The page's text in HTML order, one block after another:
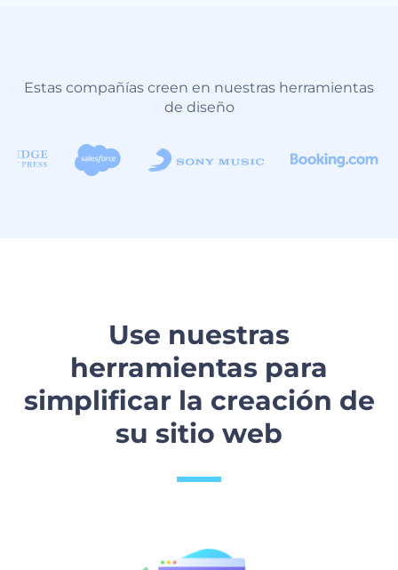
Estas compañías creen en nuestras herramientas
de diseño
Use nuestras
herramientas para
simplificar la creación de
su sitio web